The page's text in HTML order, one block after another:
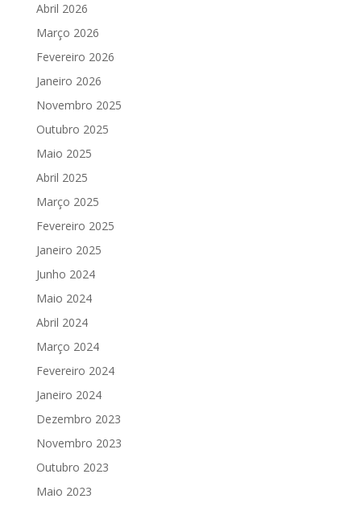
Abril 2026
Março 2026
Fevereiro 2026
Janeiro 2026
Novembro 2025
Outubro 2025
Maio 2025
Abril 2025
Março 2025
Fevereiro 2025
Janeiro 2025
Junho 2024
Maio 2024
Abril 2024
Março 2024
Fevereiro 2024
Janeiro 2024
Dezembro 2023
Novembro 2023
Outubro 2023
Maio 2023